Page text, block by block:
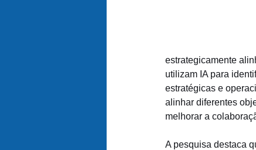
estrategicamente
utilizam IA para
estratégicas e
alinhar diferentes
melhorar a
A pesquisa destaca